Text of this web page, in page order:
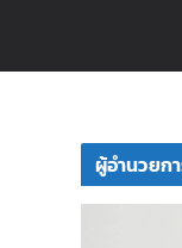
ผู้อำนวยก